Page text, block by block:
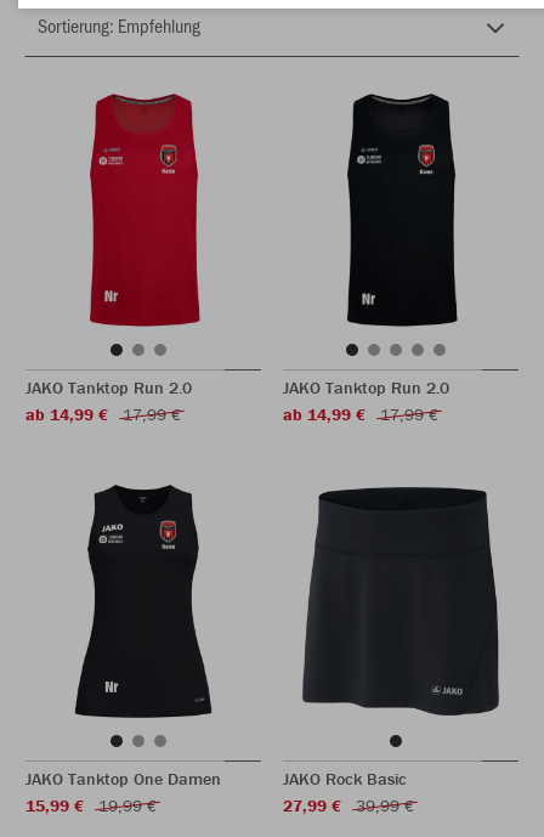
JAKO Tanktop Run 2.0
ab 14,99 €
17,99 €
JAKO Tanktop Run 2.0
ab 14,99 €
17,99 €
JAKO Tanktop One Damen
15,99 €
19,99 €
JAKO Rock Basic
27,99 €
39,99 €